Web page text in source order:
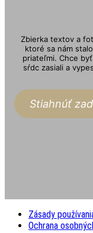
Zbierka textov a
ktoré sa nám
priateľmi. Chce
sŕdc zasiali a
Stiahnúť
Zásady
Ochrana